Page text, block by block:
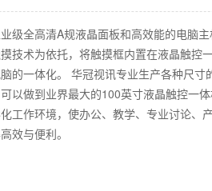
级全高清A规液晶面板和高效能的电脑
技术为依托，将触摸框内置在液晶触控
的一体化。 华冠视讯专业生产各种尺寸
以做到业界最大的100英寸液晶触控一
工作环境，使办公、教学、专业讨论、产
效与便利。